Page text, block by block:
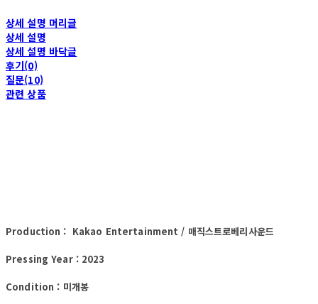
상세 설명 머리글
상세 설명
상세 설명 바닥글
후기(0)
질문(10)
관련 상품
Production : Kakao Entertainment / 매직스트로베리사운드
Pressing Year : 2023
Condition : 미개봉